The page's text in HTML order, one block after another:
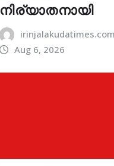
നിര്യാതനായി
irinjalakudatimes.com
Aug 6, 2026